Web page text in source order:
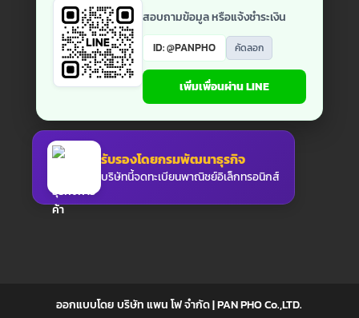
สอบถามข้อมูล หรือแจ้งชำระเงิน
ID: @PANPHO คัดลอก
เพิ่มเพื่อนผ่าน LINE
รับรองโดยกรมพัฒนาธุรกิจ
บริษัทนี้จดทะเบียนพาณิชย์อิเล็กทรอนิกส์
ออกแบบโดย บริษัท แพน โฟ จำกัด | PAN PHO Co.,LTD.